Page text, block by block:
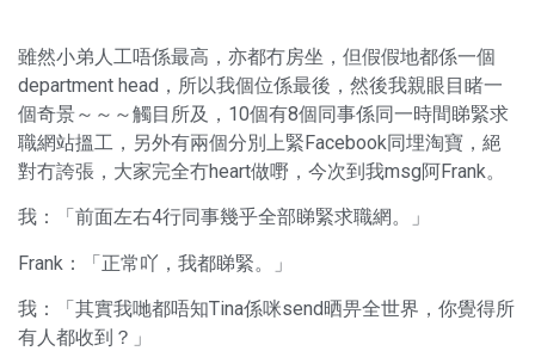
雖然小弟人工唔係最高，亦都冇房坐，但假假地都係一個
department head，所以我個位係最後，然後我親眼目睹一
個奇景～～～觸目所及，10個有8個同事係同一時間睇緊求
職網站搵工，另外有兩個分別上緊Facebook同埋淘寶，絕
對冇誇張，大家完全冇heart做嘢，今次到我msg阿Frank。
我：「前面左右4行同事幾乎全部睇緊求職網。」
Frank：「正常吖，我都睇緊。」
我：「其實我哋都唔知Tina係咪send晒畀全世界，你覺得所
有人都收到？」